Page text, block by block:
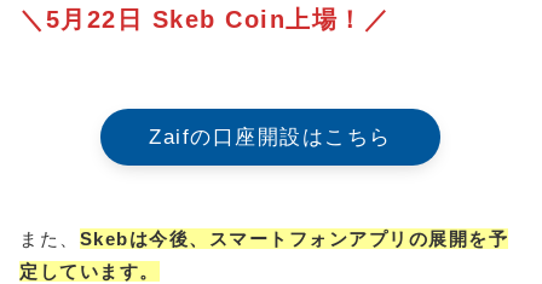
＼5月22日 Skeb Coin上場！／
Zaifの口座開設はこちら
また、 Skebは今後、スマートフォンアプリの展開を予
定しています。